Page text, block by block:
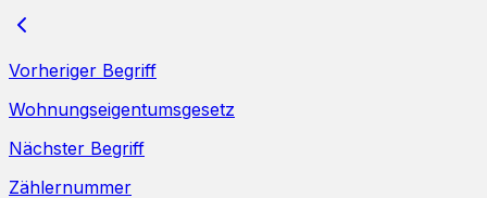
Vorheriger Begriff
Wohnungseigentumsgesetz
Nächster Begriff
Zählernummer